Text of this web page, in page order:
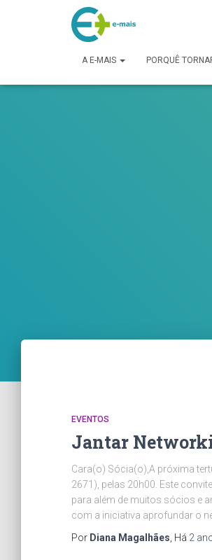
A E-MAIS PORQUÊ
makeporngreatagain.pro
www.yeahporn.top
a seductive occasion.https://pornforbuddy.com
EVENTOS
Jantar
Cara(o) Sócia(o),A próxima
2671), pelas 20h00. Este
para além de muitos sócios e
com a iniciativa aprofundar o
Por Diana Magalhães , Há 2